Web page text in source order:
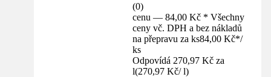
(0)
cenu — 84,00 Kč * Všechny
ceny vč. DPH a bez nákladů
na přepravu za ks84,00 Kč*/
ks
Odpovídá 270,97 Kč za
l(270,97 Kč/ l)